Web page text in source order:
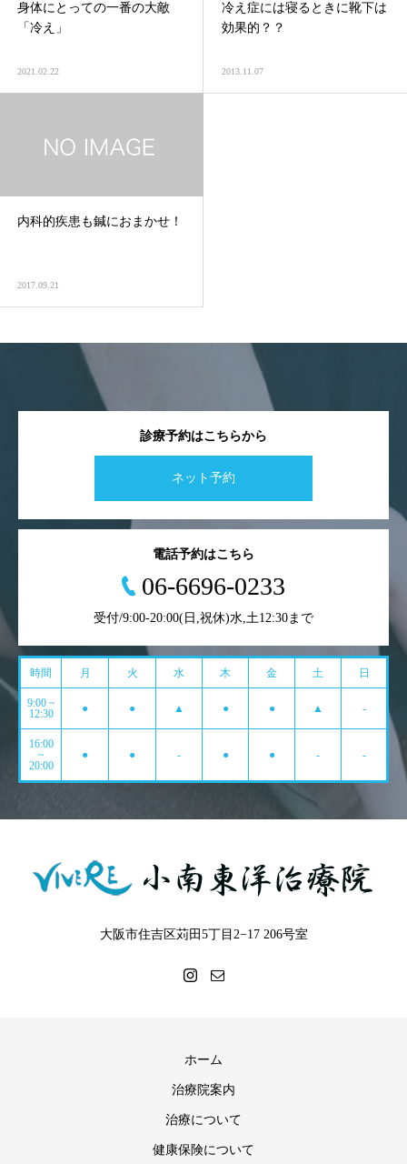
身体にとっての一番の大敵
「冷え」
2021.02.22
冷え症には寝るときに靴下は
効果的？？
2013.11.07
内科的疾患も鍼におまかせ！
2017.09.21
診療予約はこちらから
ネット予約
電話予約はこちら
06-6696-0233
受付/9:00-20:00(日,祝休)水,土12:30まで
時間 月 火 水 木 金 土 日
9:00 ~
12:30
● ● ▲ ● ● ▲ -
16:00
~
20:00
● ● - ● ● - -
大阪市住吉区苅田5丁目2−17 206号室
ホーム
治療院案内
治療について
健康保険について